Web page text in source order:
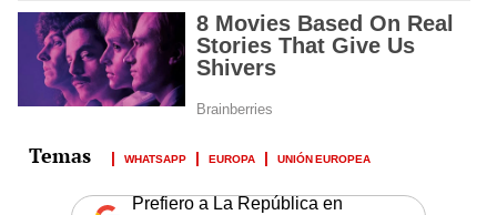
WHATSAPP EUROPA UNIÓN EUROPEA
Prefiero a La República en